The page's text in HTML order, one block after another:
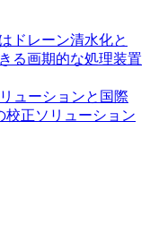
ドレーン清水化と
る画期的な処理装置
ューションと国際
校正ソリューション